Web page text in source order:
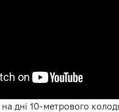
дні 10-метрового